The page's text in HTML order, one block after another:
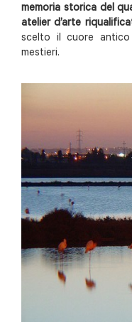
memoria storica del
atelier d’arte
scelto il cuore
mestieri.